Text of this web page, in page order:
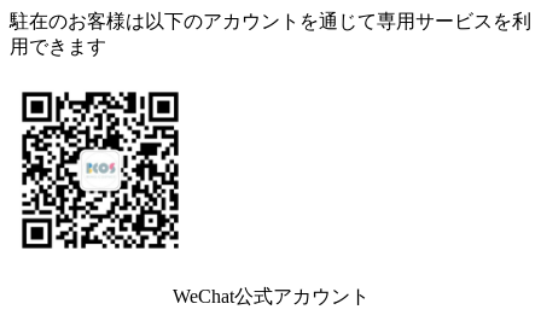
駐在のお客様は以下のアカウントを通じて専用サービスを利
用できます
WeChat公式アカウント